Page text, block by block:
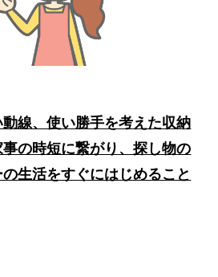
線、使い勝手を考えた収納
の時短に繋がり、探し物の
生活をすぐにはじめること